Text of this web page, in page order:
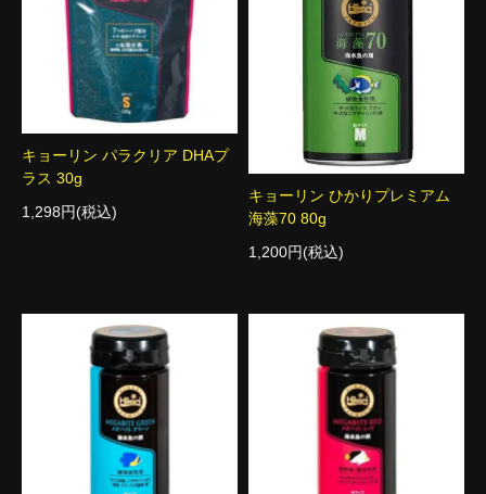
キョーリン パラクリア DHAプ
ラス 30g
1,298円(税込)
キョーリン ひかりプレミアム
海藻70 80g
1,200円(税込)